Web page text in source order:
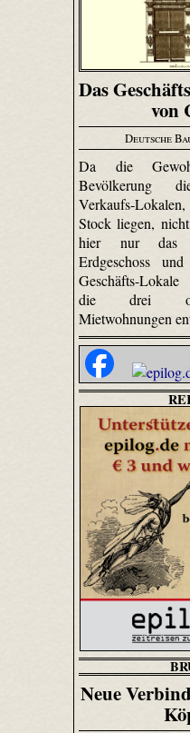
Das
von
Deutsche
Da die
Bevölkerung
Verkaufs-
Stock liegen,
hier nur das
Erdgeschoss
Geschäfts-
die drei
Mietwohnungen
Neue